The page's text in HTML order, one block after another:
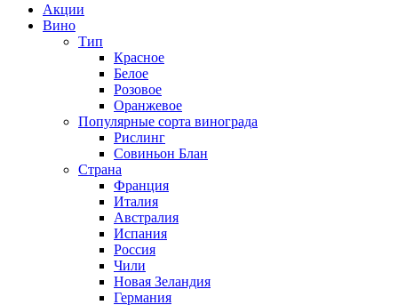
Акции
Вино
Тип
Красное
Белое
Розовое
Оранжевое
Популярные сорта винограда
Рислинг
Совиньон Блан
Страна
Франция
Италия
Австралия
Испания
Россия
Чили
Новая Зеландия
Германия